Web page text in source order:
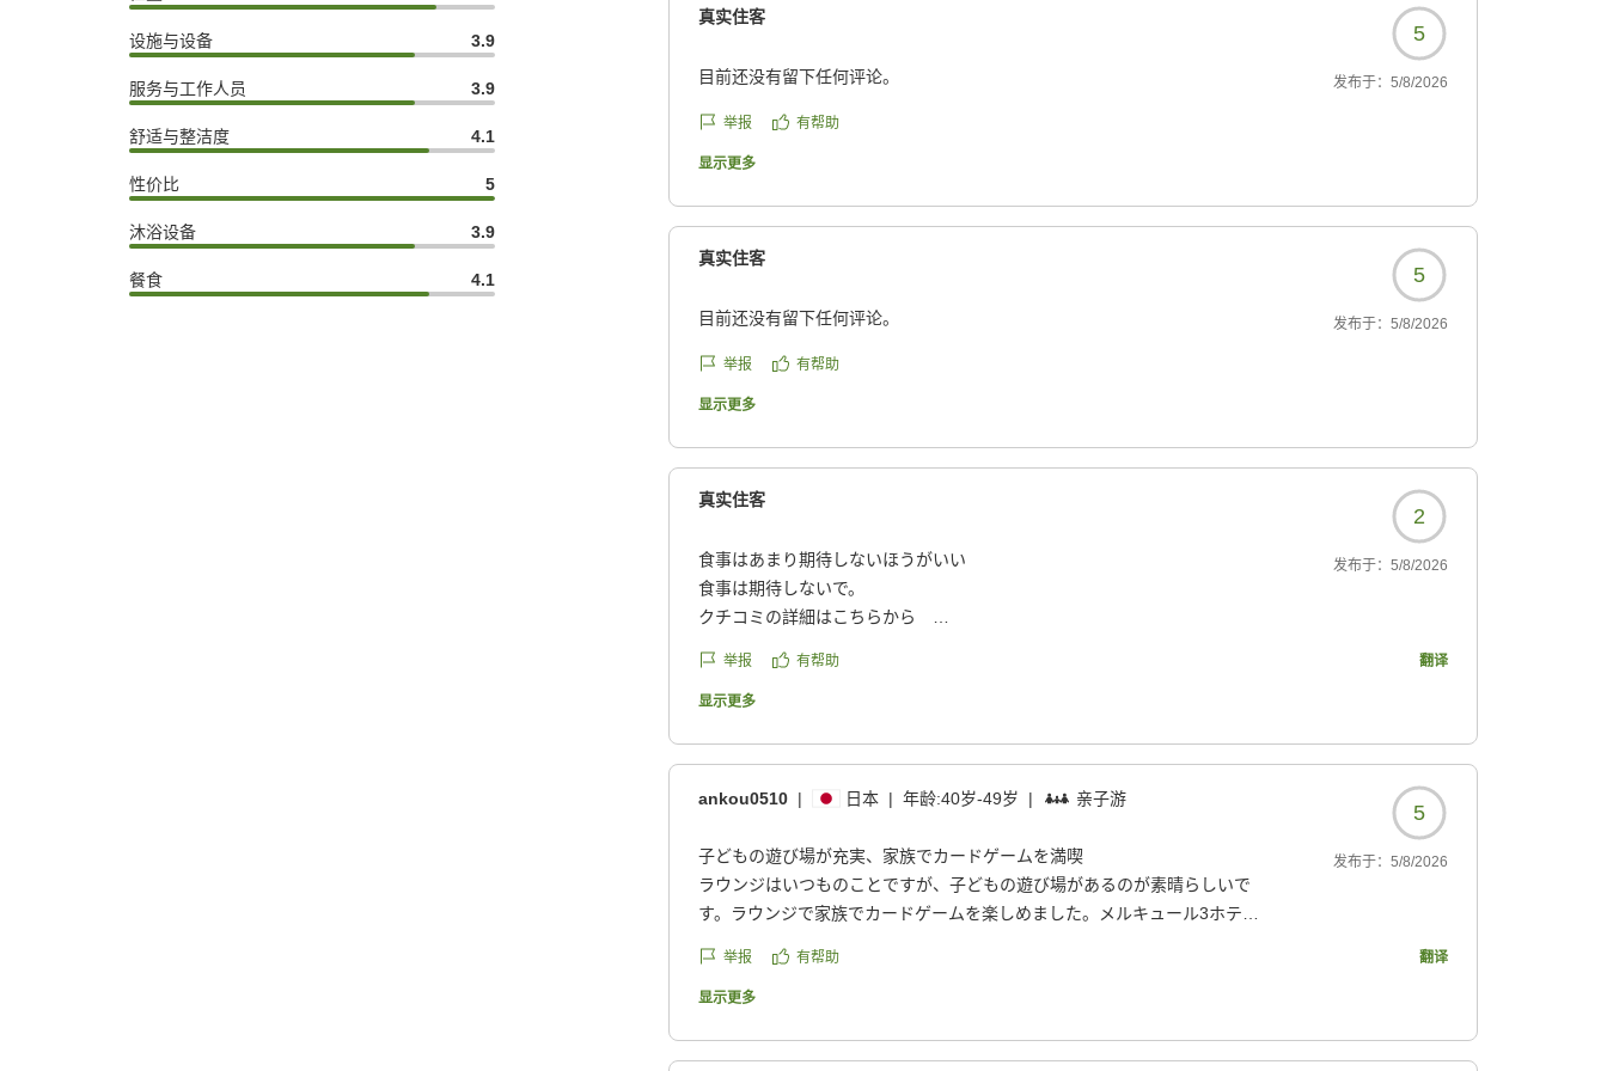
设施与设备 3.9
服务与工作人员 3.9
舒适与整洁度 4.1
性价比 5
沐浴设备 3.9
餐食 4.1
真实住客
5
目前还没有留下任何评论。 发布于： 5/8/2026
举报 有帮助
显示更多
真实住客
5
目前还没有留下任何评论。 发布于： 5/8/2026
举报 有帮助
显示更多
真实住客
2
食事はあまり期待しないほうがいい
食事は期待しないで。
クチコミの詳細はこちらから
reviewId=33123478439210
发布于： 5/8/2026
举报 有帮助 翻译
显示更多
ankou0510 | 日本 | 年龄:40岁-49岁 | 亲子游
5
子どもの遊び場が充実、家族でカードゲームを満喫
ラウンジはいつものことですが、子どもの遊び場があるのが素晴らしいで
す。ラウンジで家族でカードゲームを楽しめました。メルキュール3ホテル
の飲み物の種類が他のメルキュールより少ないきがしました。
クチコミの詳細はこちらから
reviewId=33123478425600
发布于： 5/8/2026
举报 有帮助 翻译
显示更多